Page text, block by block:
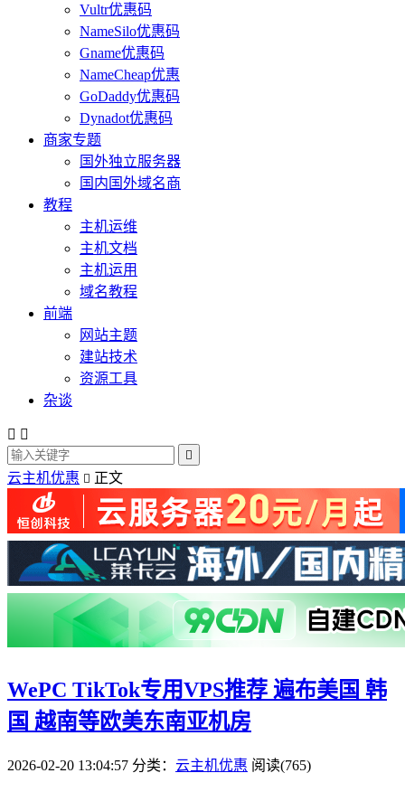
Vultr优惠码
NameSilo优惠码
Gname优惠码
NameCheap优惠
GoDaddy优惠码
Dynadot优惠码
商家专题
国外独立服务器
国内国外域名商
教程
主机运维
主机文档
主机运用
域名教程
前端
网站主题
建站技术
资源工具
杂谈
 

云主机优惠  正文
WePC TikTok专用VPS推荐 遍布美国 韩
国 越南等欧美东南亚机房
2026-02-20 13:04:57 分类： 云主机优惠 阅读(765)